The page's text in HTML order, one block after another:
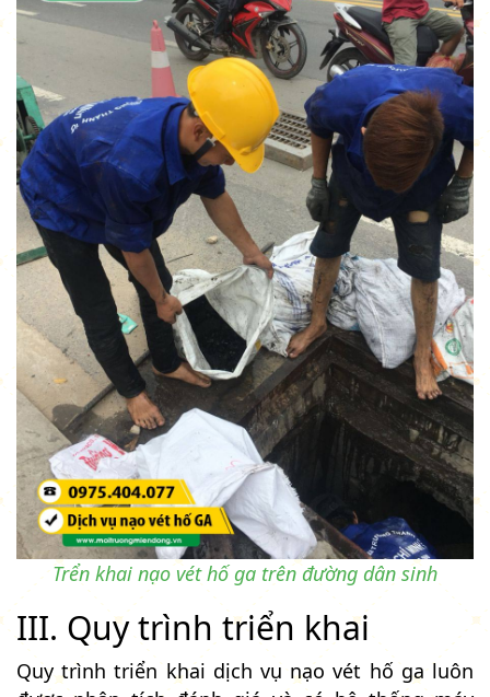
Trển khai nạo vét hố ga trên đường dân sinh
III. Quy trình triển khai
Quy trình triển khai dịch vụ nạo vét hố ga luôn